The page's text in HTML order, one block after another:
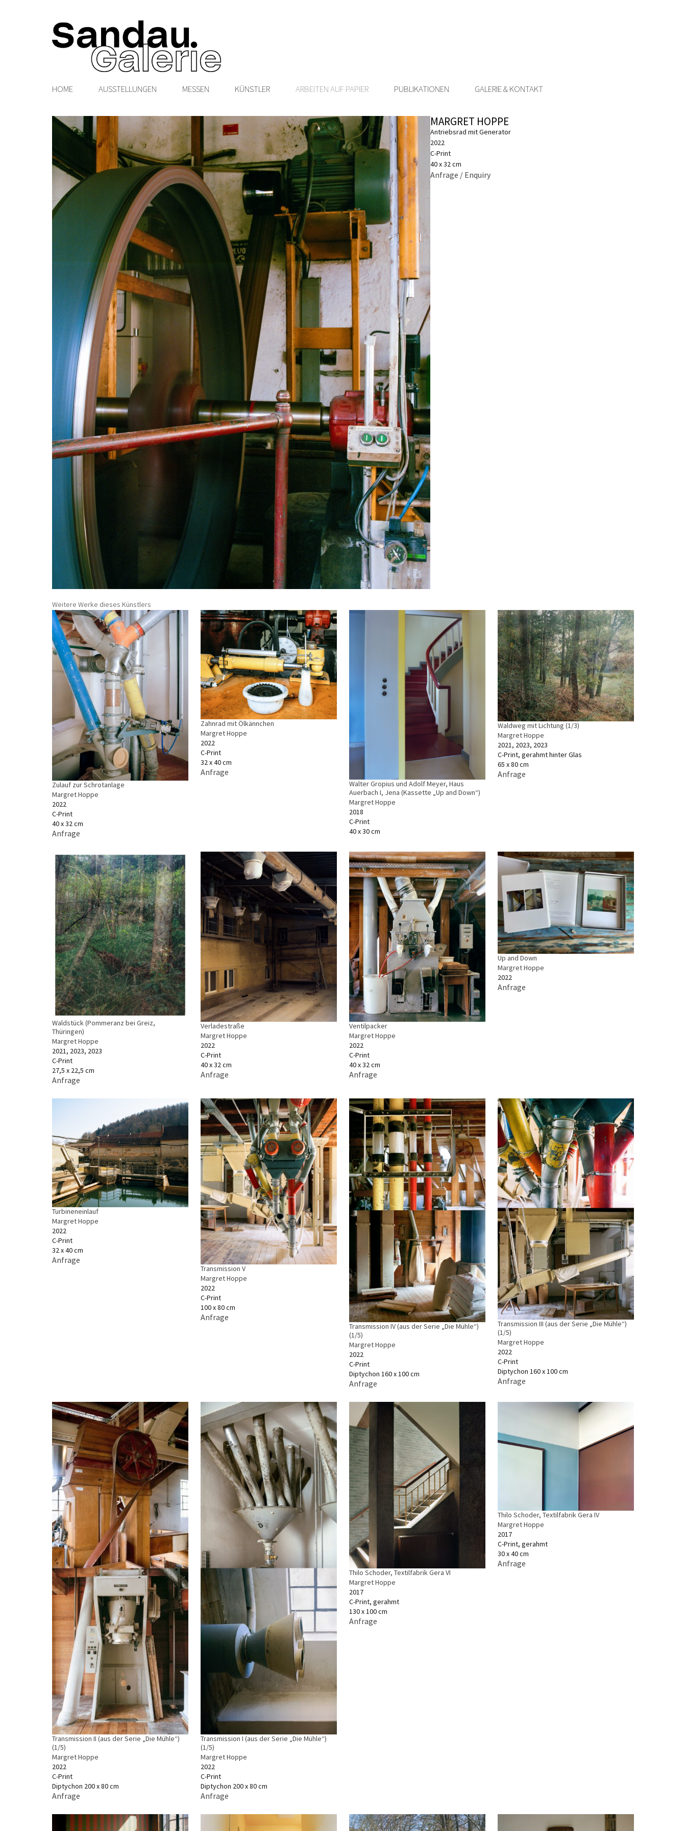
HOME AUSSTELLUNGEN MESSEN KÜNSTLER ARBEITEN AUF PAPIER PUBLIKATIONEN GALERIE & KONTAKT
MARGRET HOPPE
Antriebsrad mit Generator
2022
C-Print
40 x 32 cm
Anfrage / Enquiry
Weitere Werke dieses Künstlers
Zulauf zur Schrotanlage
Margret Hoppe
2022
C-Print
40 x 32 cm
Anfrage
Zahnrad mit Ölkännchen
Margret Hoppe
2022
C-Print
32 x 40 cm
Anfrage
Walter Gropius und Adolf Meyer, Haus
Auerbach I, Jena (Kassette „Up and Down“)
Margret Hoppe
2018
C-Print
40 x 30 cm
Waldweg mit Lichtung (1/3)
Margret Hoppe
2021, 2023, 2023
C-Print, gerahmt hinter Glas
65 x 80 cm
Anfrage
Waldstück (Pommeranz bei Greiz,
Thüringen)
Margret Hoppe
2021, 2023, 2023
C-Print
27,5 x 22,5 cm
Anfrage
Verladestraße
Margret Hoppe
2022
C-Print
40 x 32 cm
Anfrage
Ventilpacker
Margret Hoppe
2022
C-Print
40 x 32 cm
Anfrage
Up and Down
Margret Hoppe
2022
Anfrage
Turbineneinlauf
Margret Hoppe
2022
C-Print
32 x 40 cm
Anfrage
Transmission V
Margret Hoppe
2022
C-Print
100 x 80 cm
Anfrage
Transmission IV (aus der Serie „Die Mühle“)
(1/5)
Margret Hoppe
2022
C-Print
Diptychon 160 x 100 cm
Anfrage
Transmission III (aus der Serie „Die Mühle“)
(1/5)
Margret Hoppe
2022
C-Print
Diptychon 160 x 100 cm
Anfrage
Transmission II (aus der Serie „Die Mühle“)
(1/5)
Margret Hoppe
2022
C-Print
Diptychon 200 x 80 cm
Anfrage
Transmission I (aus der Serie „Die Mühle“)
(1/5)
Margret Hoppe
2022
C-Print
Diptychon 200 x 80 cm
Anfrage
Thilo Schoder, Textilfabrik Gera VI
Margret Hoppe
2017
C-Print, gerahmt
130 x 100 cm
Anfrage
Thilo Schoder, Textilfabrik Gera IV
Margret Hoppe
2017
C-Print, gerahmt
30 x 40 cm
Anfrage